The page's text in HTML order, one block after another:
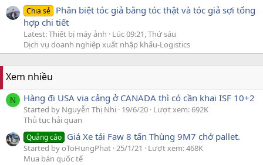
Chia sẻ Phân biệt tóc giả bằng tóc thật và tóc giả sợi tổng
hợp chi tiết
Latest: Thiết bị máy ảnh
Lúc 09:21, Thứ sáu
Dịch vụ doanh nghiệp xuất nhập khẩu-Logistics
Xem nhiều
N Hàng đi USA via cảng ở CANADA thì có cần khai ISF 10+2
Started by Nguyễn Thị Nhi 19/6/20 Lượt xem: 692K
Thủ tục hải quan
Quảng cáo Giá Xe tải Faw 8 tấn Thùng 9M7 chở pallet.
Started by oToHungPhat 25/1/21
Lượt xem: 468K
Mua bán quốc tế